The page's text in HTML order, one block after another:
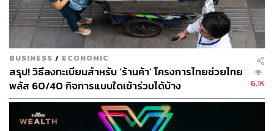
อีกหนึ่งจุดต่างที่ทำให้ GET โดดเด่นเหนือคู่แข่ง อยู่ที่การนำ
เทคโนโลยีนวัตกรรมและโนว์ฮาวจาก GoJek มาปรับใช้งาน
เพื่อ Localize ให้เข้ากับพฤติกรรมผู้ใช้งานในไทยให้ได้มาก
ที่สุด (จุดนี้น่าสนใจว่าจะนำ Cloud Kitchen เข้ามาใช้กับ
ตลาดไทยหรือไม่) ขณะที่จนถึงสิ้นปีนี้ จะเน้นทำตลาดบริการ
สั่งอาหารเป็นหลัก ก่อนจะเปิดตัวบริการใหม่ๆ ที่ไม่ใช่แค่ร่วม
เดินทางหรือรับส่งของในช่วงปีหน้า
BUSINESS / ECONOMIC
สรุป! วิธีลงทะเบียนสำหรับ ‘ร้านค้า’ โครงการไทยช่วยไทย
พลัส 60/40 กิจการแบบใดเข้าร่วมได้บ้าง
6.1K